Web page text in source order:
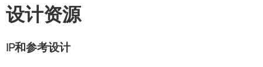
设计资源
IP和参考设计